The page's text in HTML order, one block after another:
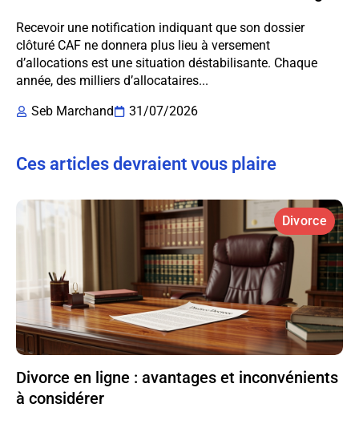
Recevoir une notification indiquant que son dossier
clôturé CAF ne donnera plus lieu à versement
d’allocations est une situation déstabilisante. Chaque
année, des milliers d’allocataires...
Seb Marchand
31/07/2026
Ces articles devraient vous plaire
Divorce
Divorce en ligne : avantages et inconvénients
à considérer